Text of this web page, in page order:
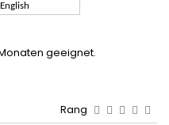
geeignet.
Rang